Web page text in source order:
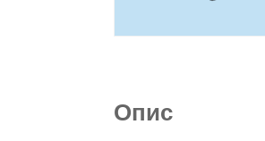
Опис